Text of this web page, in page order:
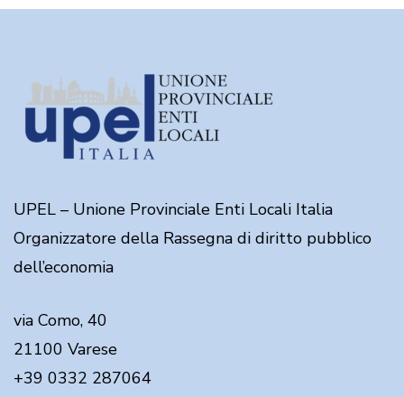
UPEL – Unione Provinciale Enti Locali Italia
Organizzatore della Rassegna di diritto pubblico
dell’economia
via Como, 40
21100 Varese
+39 0332 287064